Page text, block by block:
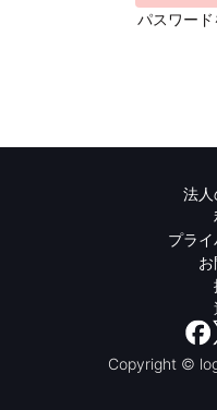
パスワー
法人
プラ
Copyright ©